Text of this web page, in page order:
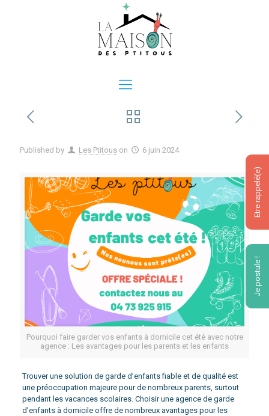
Etre rappelé(e)
Je postule !
Published by Les Ptitous on 6 juin 2024
Pourquoi faire garder vos enfants à domicile cet été avec notre
agence : Les avantages pour les parents et les enfants
Trouver une solution de garde d’enfants fiable et de qualité est
une préoccupation majeure pour de nombreux parents, surtout
pendant les vacances scolaires. Choisir une agence de garde
d’enfants à domicile offre de nombreux avantages pour les